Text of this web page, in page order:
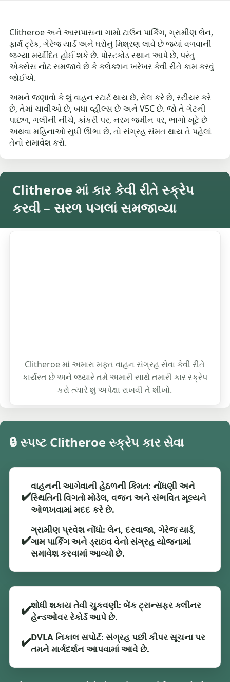
Clitheroe અને આસપાસના ગામો ટાઉન પાર્કિંગ, ગ્રામીણ લેન,
ફાર્મ ટ્રેક, ગેરેજ યાર્ડ અને ઘરોનું મિશ્રણ લાવે છે જ્યાં વળવાની
જગ્યા મર્યાદિત હોઈ શકે છે. પોસ્ટકોડ સ્થાન આપે છે, પરંતુ
એક્સેસ નોટ સમજાવે છે કે કલેક્શન ખરેખર કેવી રીતે કામ કરવું
જોઈએ.
અમને જણાવો કે શું વાહન સ્ટાર્ટ થાય છે, રોલ કરે છે, સ્ટીયર કરે
છે, તેમાં ચાવીઓ છે, બધા વ્હીલ્સ છે અને V5C છે. જો તે ગેટની
પાછળ, ગલીની નીચે, કાંકરી પર, નરમ જમીન પર, ભાગો ખૂટે છે
અથવા મહિનાઓ સુધી ઊભા છે, તો સંગ્રહ સંમત થાય તે પહેલાં
તેનો સમાવેશ કરો.
Clitheroe માં કાર કેવી રીતે સ્ક્રેપ
કરવી – સરળ પગલાં સમજાવ્યા
Clitheroe માં અમારા મફત વાહન સંગ્રહ સેવા કેવી રીતે
કાર્યરત છે અને જ્યારે તમે અમારી સાથે તમારી કાર સ્ક્રેપ
કરો ત્યારે શું અપેક્ષા રાખવી તે શીખો.
🔒 સ્પષ્ટ Clitheroe સ્ક્રેપ કાર સેવા
✔️
વાહનની આગેવાની હેઠળની કિંમત: નોંધણી અને
સ્થિતિની વિગતો મોડેલ, વજન અને સંભવિત મૂલ્યને
ઓળખવામાં મદદ કરે છે.
✔️
ગ્રામીણ પ્રવેશ નોંધો: લેન, દરવાજા, ગેરેજ યાર્ડ,
ગામ પાર્કિંગ અને ડ્રાઇવ વેનો સંગ્રહ યોજનામાં
સમાવેશ કરવામાં આવ્યો છે.
✔️શોધી શકાય તેવી ચુકવણી: બેંક ટ્રાન્સફર ક્લીનર
હેન્ડઓવર રેકોર્ડ આપે છે.
✔️DVLA નિકાલ સપોર્ટ: સંગ્રહ પછી કીપર સૂચના પર
તમને માર્ગદર્શન આપવામાં આવે છે.